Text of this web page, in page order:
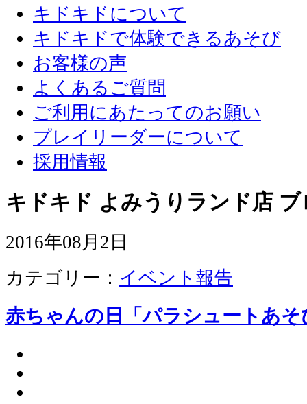
キドキドについて
キドキドで体験できるあそび
お客様の声
よくあるご質問
ご利用にあたってのお願い
プレイリーダーについて
採用情報
キドキド よみうりランド店 ブ
2016年08月2日
カテゴリー： イベント報告
赤ちゃんの日「パラシュートあそ